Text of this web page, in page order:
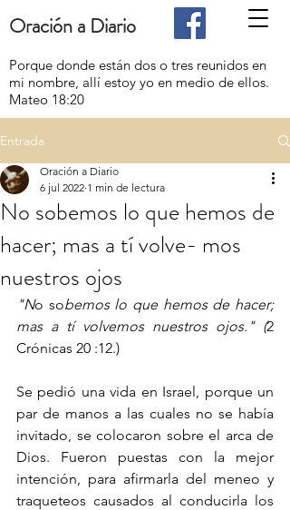
Oración a Diario
Porque donde están dos o tres reunidos en
mi nombre, allí estoy yo en medio de ellos.
Mateo 18:20
Entrada
No sobemos lo que hemos de
hacer; mas a tí volve- mos
nuestros ojos
Oración a Diario
6 jul 2022 1 min de lectura
"No sobemos lo que hemos de hacer;
mas a tí volvemos nuestros ojos." (2
Crónicas 20 :12.)
Se pedió una vida en Israel, porque un
par de manos a las cuales no se había
invitado, se colocaron sobre el arca de
Dios. Fueron puestas con la mejor
intención, para afirmarla del meneo y
traqueteos causados al conducirla los